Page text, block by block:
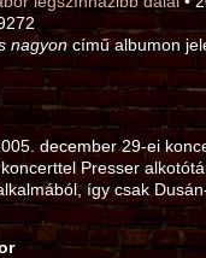
nagyoncímű albumon
december 29‑ei
Presser
így csak